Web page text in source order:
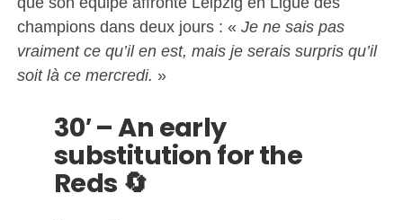
champions dans deux jours : « Je ne sais pas
vraiment ce qu’il en est, mais je serais surpris qu’il
soit là ce mercredi. »
30′ – An early
substitution for the
Reds 🔄